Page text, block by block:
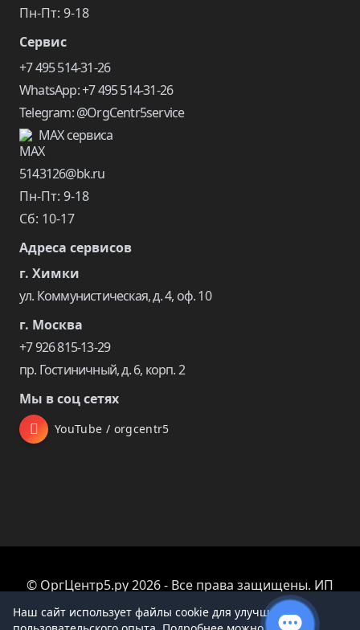
Пн-Пт: 9-18
Сервис
+7 495 514-31-26
WhatsApp: +7 495 514-31-26
Telegram: @OrgCentr5service
MAX сервиса
5143126@bk.ru
Пн-Пт: 9-18
Сб: 10-17
Адреса сервисов
г. Химки
ул. Коммунистическая, д. 4, оф. 10
г. Москва
+7 926 815-13-29
пр. Гостиничный, д. 6, корп. 2
Мы в соц сетях
YouTube / orgcentr5
© ОргЦентр5.ру 2026 - Все права защищены. ИП
Царева Екатерина Владимировна
Наш сайт использует файлы cookie для улучшения